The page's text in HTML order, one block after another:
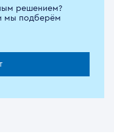
решением?
мы подберём